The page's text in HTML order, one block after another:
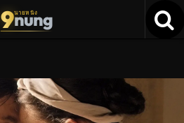
9นายหนัง
nung